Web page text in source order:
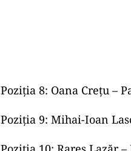
politica națională, dar
Poziția 6: Liviu-
Poziția 7: Gheorghe